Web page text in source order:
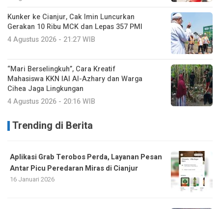
Kunker ke Cianjur, Cak Imin Luncurkan
Gerakan 10 Ribu MCK dan Lepas 357 PMI
4 Agustus 2026 - 21:27 WIB
“Mari Berselingkuh”, Cara Kreatif
Mahasiswa KKN IAI Al-Azhary dan Warga
Cihea Jaga Lingkungan
4 Agustus 2026 - 20:16 WIB
Trending di Berita
Aplikasi Grab Terobos Perda, Layanan Pesan
Antar Picu Peredaran Miras di Cianjur
16 Januari 2026